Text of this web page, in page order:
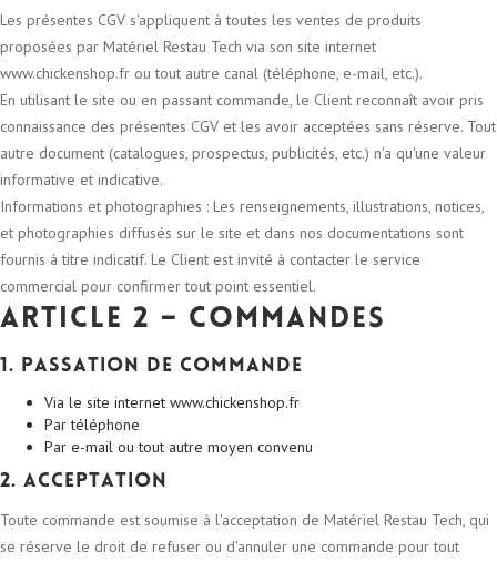
Les présentes CGV s'appliquent à toutes les ventes de produits
proposées par Matériel Restau Tech via son site internet
www.chickenshop.fr ou tout autre canal (téléphone, e-mail, etc.).
En utilisant le site ou en passant commande, le Client reconnaît avoir pris
connaissance des présentes CGV et les avoir acceptées sans réserve. Tout
autre document (catalogues, prospectus, publicités, etc.) n'a qu'une valeur
informative et indicative.
Informations et photographies : Les renseignements, illustrations, notices,
et photographies diffusés sur le site et dans nos documentations sont
fournis à titre indicatif. Le Client est invité à contacter le service
commercial pour confirmer tout point essentiel.
Article 2 – Commandes
1. Passation de commande
Via le site internet www.chickenshop.fr
Par téléphone
Par e-mail ou tout autre moyen convenu
2. Acceptation
Toute commande est soumise à l'acceptation de Matériel Restau Tech, qui
se réserve le droit de refuser ou d'annuler une commande pour tout